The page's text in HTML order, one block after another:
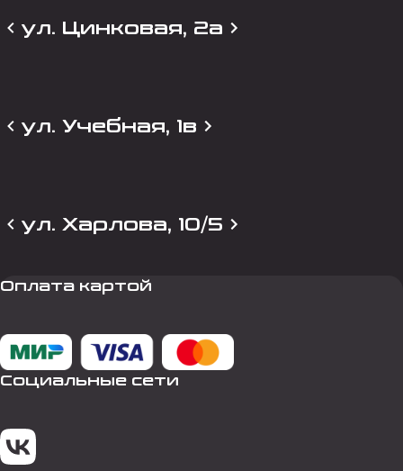
ул. Цинковая, 2а
ул. Учебная, 1в
ул. Харлова, 10/5
Оплата картой
Социальные сети